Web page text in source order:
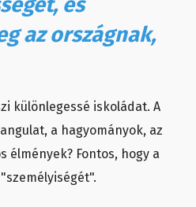
és
az országnak,
különlegessé iskoládat. A
a hagyományok, az
élmények? Fontos, hogy a